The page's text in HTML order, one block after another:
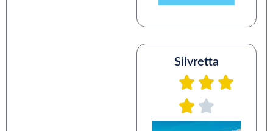
Silvretta